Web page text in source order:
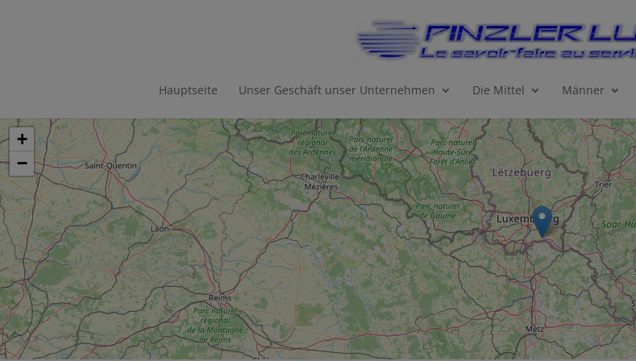
Hauptseite Unser Geschäft unser Unternehmen Die Mittel Männer
+
−